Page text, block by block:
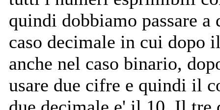
quindi dobbiamo passare
caso decimale in cui dopo
anche nel caso binario,
usare due cifre e quindi il